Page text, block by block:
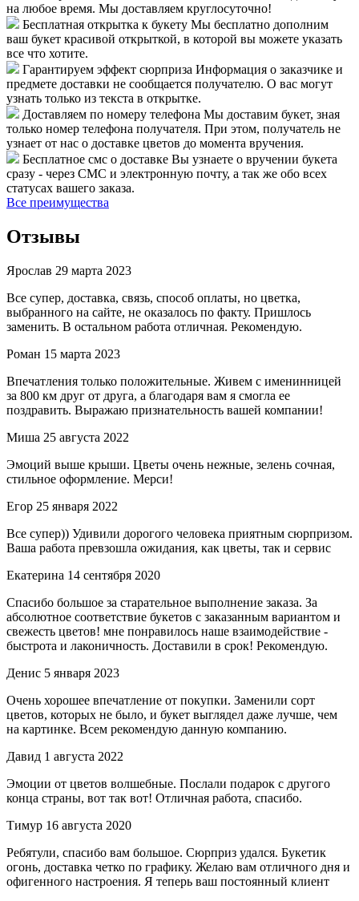
на любое время. Мы доставляем круглосуточно!
Бесплатная открытка к букету Мы бесплатно дополним
ваш букет красивой открыткой, в которой вы можете указать
все что хотите.
Гарантируем эффект сюрприза Информация о заказчике и
предмете доставки не сообщается получателю. О вас могут
узнать только из текста в открытке.
Доставляем по номеру телефона Мы доставим букет, зная
только номер телефона получателя. При этом, получатель не
узнает от нас о доставке цветов до момента вручения.
Бесплатное смс о доставке Вы узнаете о вручении букета
сразу - через СМС и электронную почту, а так же обо всех
статусах вашего заказа.
Все преимущества
Отзывы
Ярослав 29 марта 2023
Все супер, доставка, связь, способ оплаты, но цветка,
выбранного на сайте, не оказалось по факту. Пришлось
заменить. В остальном работа отличная. Рекомендую.
Роман 15 марта 2023
Впечатления только положительные. Живем с именинницей
за 800 км друг от друга, а благодаря вам я смогла ее
поздравить. Выражаю признательность вашей компании!
Миша 25 августа 2022
Эмоций выше крыши. Цветы очень нежные, зелень сочная,
стильное оформление. Мерси!
Егор 25 января 2022
Все супер)) Удивили дорогого человека приятным сюрпризом.
Ваша работа превзошла ожидания, как цветы, так и сервис
Екатерина 14 сентября 2020
Спасибо большое за старательное выполнение заказа. За
абсолютное соответствие букетов с заказанным вариантом и
свежесть цветов! мне понравилось наше взаимодействие -
быстрота и лаконичность. Доставили в срок! Рекомендую.
Денис 5 января 2023
Очень хорошее впечатление от покупки. Заменили сорт
цветов, которых не было, и букет выглядел даже лучше, чем
на картинке. Всем рекомендую данную компанию.
Давид 1 августа 2022
Эмоции от цветов волшебные. Послали подарок с другого
конца страны, вот так вот! Отличная работа, спасибо.
Тимур 16 августа 2020
Ребятули, спасибо вам большое. Сюрприз удался. Букетик
огонь, доставка четко по графику. Желаю вам отличного дня и
офигенного настроения. Я теперь ваш постоянный клиент